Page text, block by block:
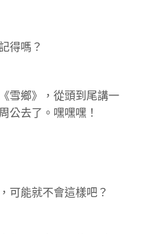
得嗎？
鄉》，從頭到尾講一
公去了。嘿嘿嘿！
能就不會這樣吧？